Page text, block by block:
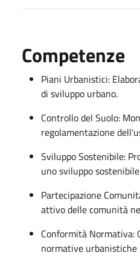
Competenze
Piani Urbanistici:
di sviluppo urbano.
Controllo del Suolo:
regolamentazione
Sviluppo Sostenibile:
uno sviluppo
Partecipazione
attivo delle comunità
Conformità Normativa:
normative